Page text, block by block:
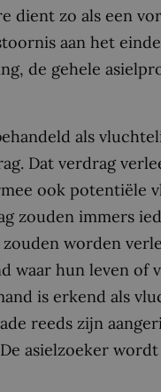
dient zo als een
aan het
de gehele
als
Dat verdrag
ook potentiële
zouden immers
worden
waar hun leven of
is erkend als
reeds zijn
asielzoeker